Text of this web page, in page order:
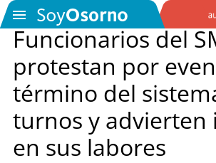
SOYTV
Podcast
Actualidad
Funcionarios del
protestan por
término del
turnos y advierten
en sus labores